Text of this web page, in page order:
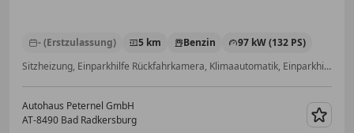
- (Erstzulassung) 5 km Benzin
97 kW (132 PS)
Sitzheizung, Einparkhilfe Rückfahrkamera, Klimaautomatik, Einparkhilfe Sensoren hinten, Scheckheftgepflegt, Totwinkel-Assistent, Getönte Scheiben, Beifahrerairbag
Autohaus Peternel GmbH
AT-8490 Bad Radkersburg